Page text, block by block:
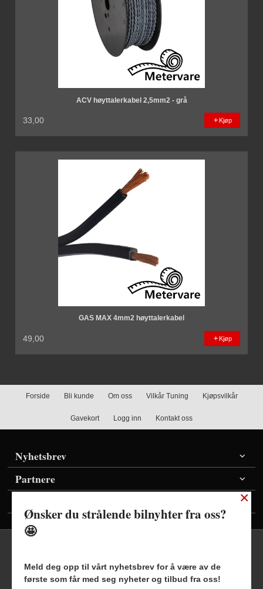
ACV høyttalerkabel 2,5mm2 - grå
33,00 Kjøp
GAS MAX 4mm2 høyttalerkabel
49,00 Kjøp
Forside Bli kunde Om oss Vilkår Tuning Kjøpsvilkår
Gavekort Logg inn Kontakt oss
Nyhetsbrev
Partnere
Frakt Kjøpsbetingelser Sikkerhet og personvern
×
Ønsker du strålende bilnyhter fra oss?
🤩
Meld deg opp til vårt nyhetsbrev for å være av de
første som får med seg nyheter og tilbud fra oss!